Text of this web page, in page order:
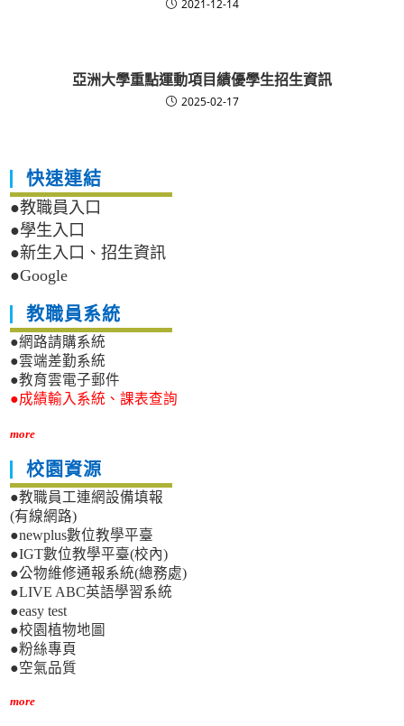
2021-12-14
亞洲大學重點運動項目績優學生招生資訊
2025-02-17
快速連結
●教職員入口
●學生入口
●新生入口、招生資訊
●Google
教職員系統
●網路請購系統
●雲端差勤系統
●教育雲電子郵件
●成績輸入系統、課表查詢
more
校園資源
●教職員工連網設備填報
(有線網路)
●newplus數位教學平臺
●IGT數位教學平臺(校內)
●公物維修通報系統(總務處)
●LIVE ABC英語學習系統
●easy test
●校園植物地圖
●粉絲專頁
●空氣品質
more